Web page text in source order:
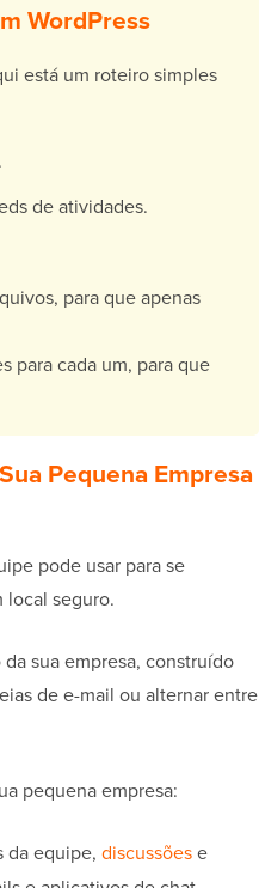
WordPress
está um roteiro simples
de atividades.
para que apenas
para cada um, para que
Pequena Empresa
pode usar para se
local seguro.
sua empresa, construído
de e-mail ou alternar entre
pequena empresa:
da equipe, discussõese